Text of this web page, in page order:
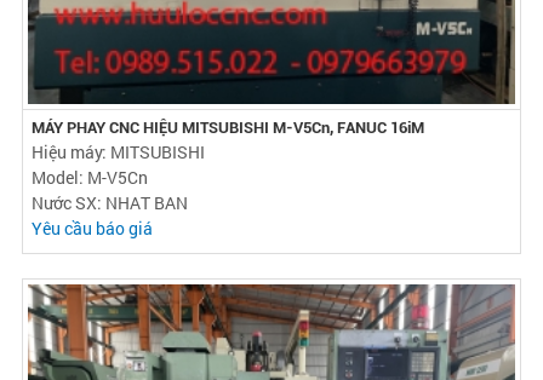
MÁY PHAY CNC HIỆU MITSUBISHI M-V5Cn, FANUC 16iM
Hiệu máy: MITSUBISHI
Model: M-V5Cn
Nước SX: NHAT BAN
Yêu cầu báo giá